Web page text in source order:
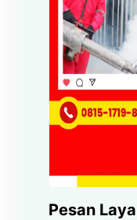
Pesan